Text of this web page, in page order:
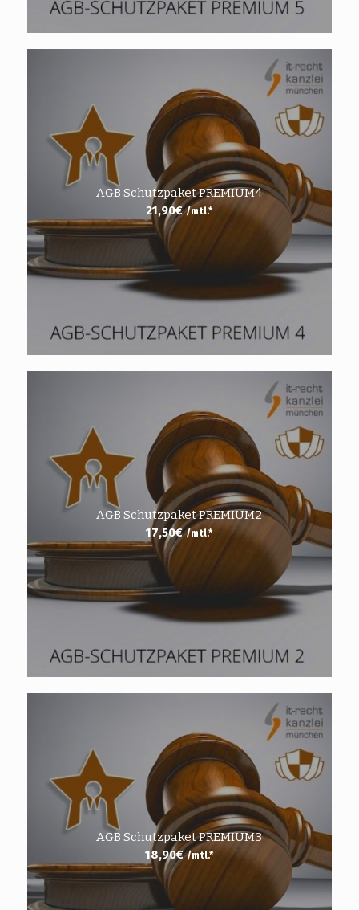
AGB Schutzpaket PREMIUM4
21,90€ /mtl.*
AGB Schutzpaket PREMIUM2
17,50€ /mtl.*
AGB Schutzpaket PREMIUM3
18,90€ /mtl.*